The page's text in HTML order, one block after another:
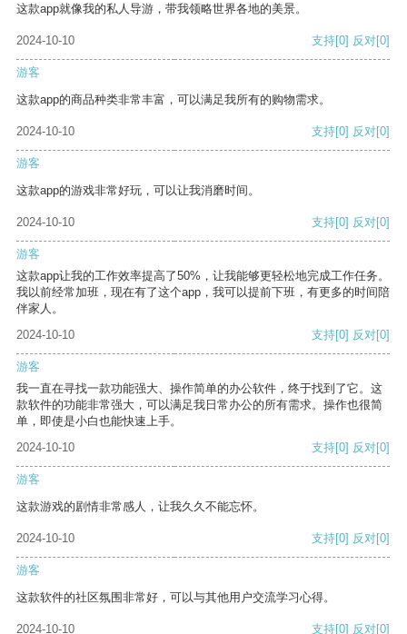
这款app就像我的私人导游，带我领略世界各地的美景。
2024-10-10 支持[0] 反对[0]
游客
这款app的商品种类非常丰富，可以满足我所有的购物需求。
2024-10-10 支持[0] 反对[0]
游客
这款app的游戏非常好玩，可以让我消磨时间。
2024-10-10 支持[0] 反对[0]
游客
这款app让我的工作效率提高了50%，让我能够更轻松地完成工作任务。
我以前经常加班，现在有了这个app，我可以提前下班，有更多的时间陪
伴家人。
2024-10-10
支持[0] 反对[0]
游客
我一直在寻找一款功能强大、操作简单的办公软件，终于找到了它。这
款软件的功能非常强大，可以满足我日常办公的所有需求。操作也很简
单，即使是小白也能快速上手。
2024-10-10
支持[0] 反对[0]
游客
这款游戏的剧情非常感人，让我久久不能忘怀。
2024-10-10 支持[0] 反对[0]
游客
这款软件的社区氛围非常好，可以与其他用户交流学习心得。
2024-10-10 支持[0] 反对[0]